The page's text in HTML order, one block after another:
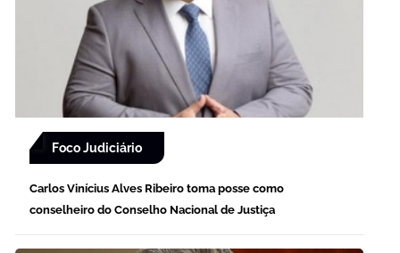
Foco Judiciário
Carlos Vinícius Alves Ribeiro toma posse como
conselheiro do Conselho Nacional de Justiça